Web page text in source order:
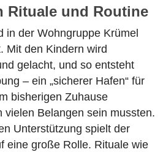
Rituale und Routine
in der Wohngruppe Krümel
Mit den Kindern wird
gelacht, und so entsteht
– ein „sicherer Hafen“ für
bisherigen Zuhause
vielen Belangen sein mussten.
Unterstützung spielt der
eine große Rolle. Rituale wie